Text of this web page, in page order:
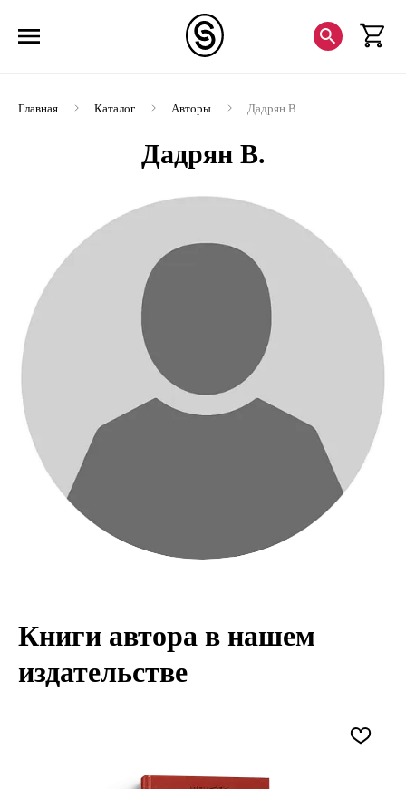
Главная Каталог Авторы Дадрян В.
Дадрян В.
Книги автора в нашем
издательстве